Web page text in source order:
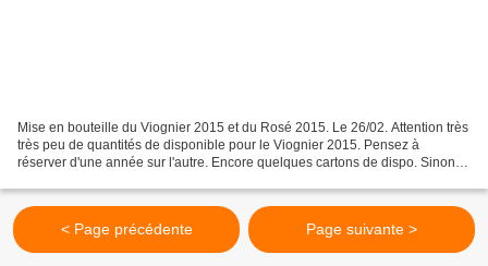
Mise en bouteille du Viognier 2015 et du Rosé 2015. Le 26/02. Attention très
très peu de quantités de disponible pour le Viognier 2015. Pensez à
réserver d'une année sur l'autre. Encore quelques cartons de dispo. Sinon
< Page précédente Page suivante >